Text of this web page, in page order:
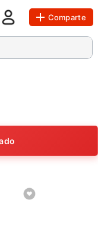
Comparte